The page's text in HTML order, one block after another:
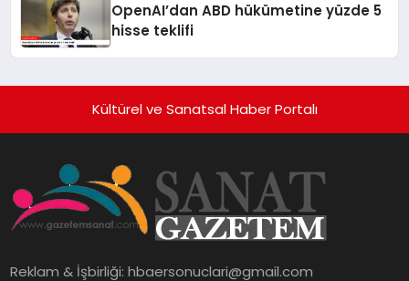
OpenAI’dan ABD hükümetine yüzde 5
hisse teklifi
Kültürel ve Sanatsal Haber Portalı
Reklam & İşbirliği:hbaersonuclari@gmail.com